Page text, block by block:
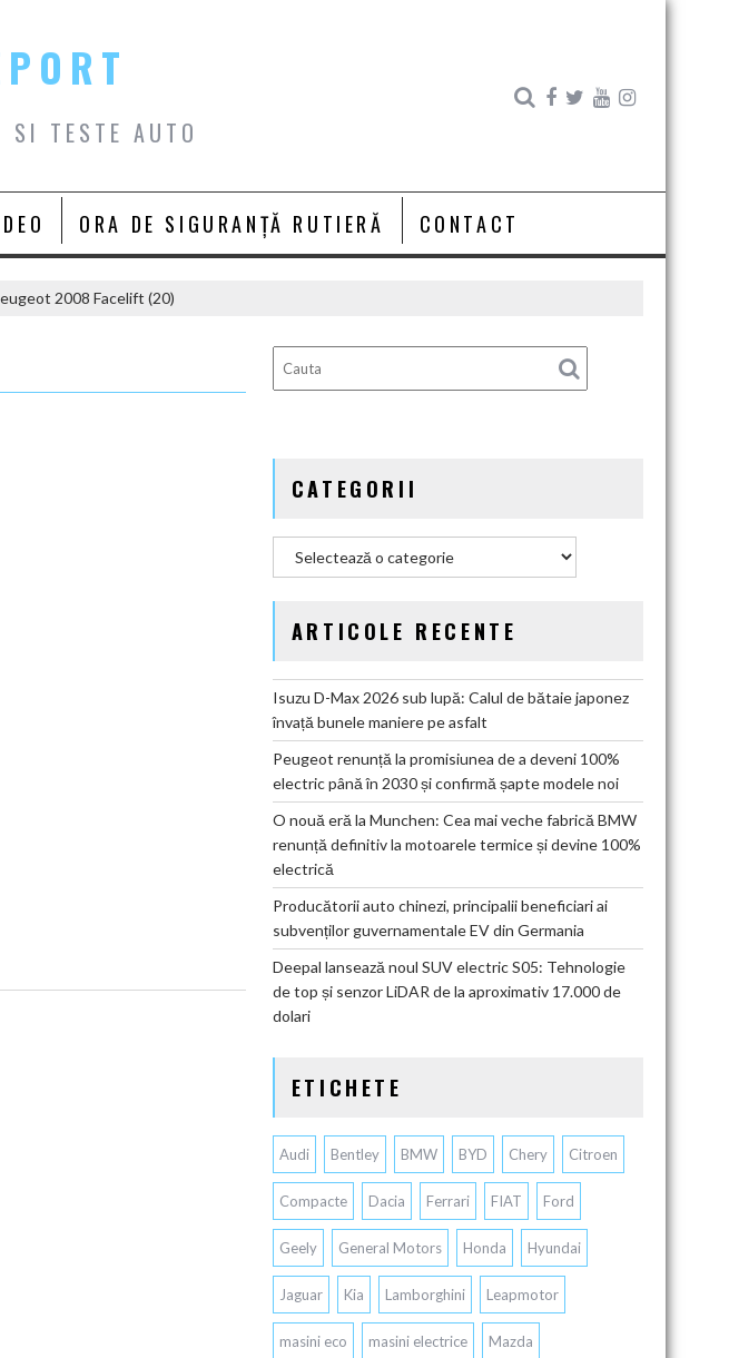
TESTE AUTO
ORA DE SIGURANȚĂ RUTIERĂ CONTACT
2008 Facelift (20)
CATEGORII
ARTICOLE RECENTE
Isuzu D-Max 2026 sub lupă: Calul de bătaie japonez
învață bunele maniere pe asfalt
Peugeot renunță la promisiunea de a deveni 100%
electric până în 2030 și confirmă șapte modele noi
O nouă eră la Munchen: Cea mai veche fabrică BMW
renunță definitiv la motoarele termice și devine 100%
electrică
Producătorii auto chinezi, principalii beneficiari ai
subvenților guvernamentale EV din Germania
Deepal lansează noul SUV electric S05: Tehnologie
de top și senzor LiDAR de la aproximativ 17.000 de
dolari
ETICHETE
Audi Bentley BMW BYD Chery Citroen
Compacte Dacia Ferrari FIAT Ford
Geely General Motors Honda Hyundai
Jaguar Kia Lamborghini Leapmotor
masini eco masini electrice Mazda